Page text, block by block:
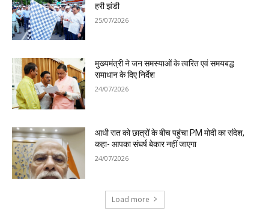
हरी झंडी
25/07/2026
मुख्यमंत्री ने जन समस्याओं के त्वरित एवं समयबद्ध
समाधान के दिए निर्देश
24/07/2026
आधी रात को छात्रों के बीच पहुंचा PM मोदी का संदेश,
कहा- आपका संघर्ष बेकार नहीं जाएगा
24/07/2026
Load more